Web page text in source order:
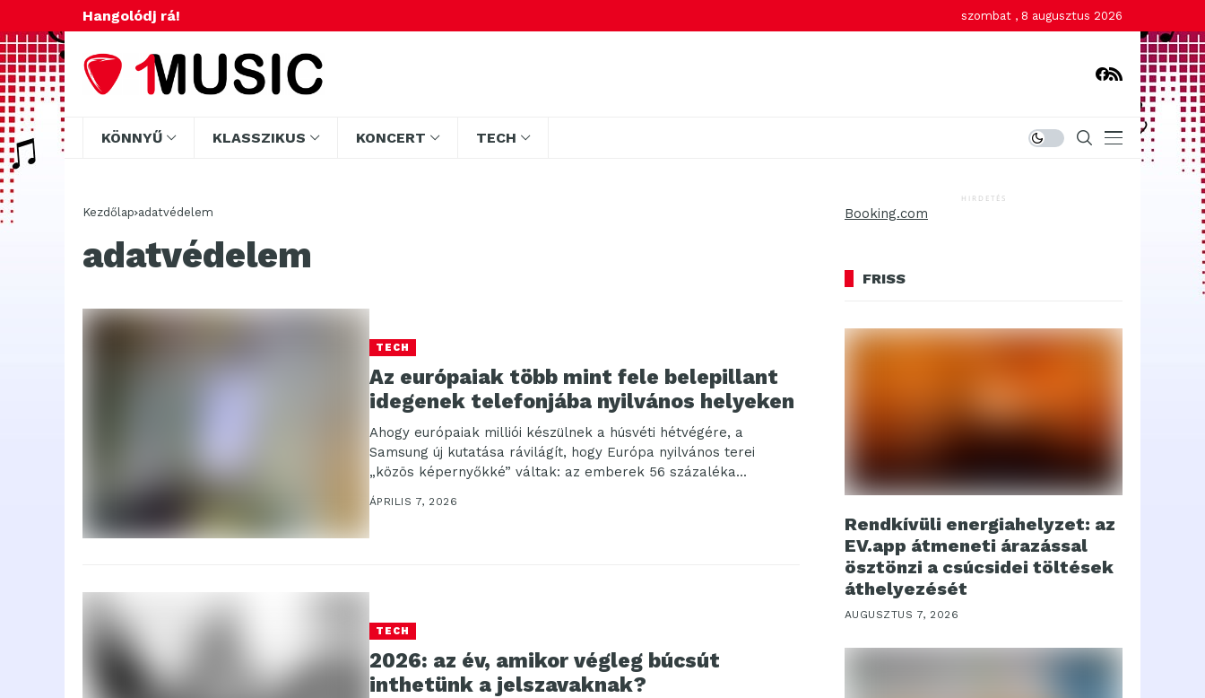
Hangolódj rá! szombat , 8 augusztus 2026
KÖNNYŰ KLASSZIKUS KONCERT TECH
Kezdőlap adatvédelem
adatvédelem
TECH
Az európaiak több mint fele belepillant
idegenek telefonjába nyilvános helyeken
Ahogy európaiak milliói készülnek a húsvéti hétvégére, a
Samsung új kutatása rávilágít, hogy Európa nyilvános terei
„közös képernyőkké” váltak: az emberek 56 százaléka...
ÁPRILIS 7, 2026
TECH
2026: az év, amikor végleg búcsút
inthetünk a jelszavaknak?
HIRDETÉS
Booking.com
FRISS
Rendkívüli energiahelyzet: az
EV.app átmeneti árazással
ösztönzi a csúcsidei töltések
áthelyezését
AUGUSZTUS 7, 2026